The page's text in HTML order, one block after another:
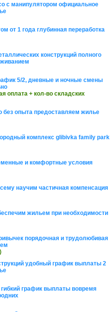
с манипулятором официальное
от 1 года глубинная переработка
конструкций полного
5/2, дневные и ночные смены
оплата + кол-во складских
без опыта предоставляем жилье
комплекс glibivka family park
и комфортные условия
научим частичная компенсация
жильем при необходимости
порядочная и трудолюбивая
удобный график выплаты 2
график выплаты вовремя